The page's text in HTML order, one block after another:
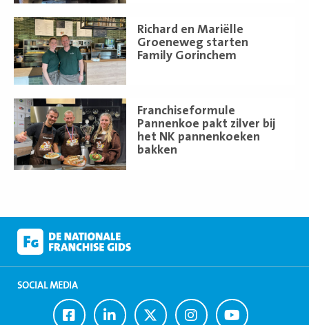
Richard en Mariëlle
Groeneweg starten
Family Gorinchem
Lees
meer
Franchiseformule
Pannenkoe pakt zilver bij
het NK pannenkoeken
bakken
Lees
meer
SOCIAL MEDIA
Ga
Ga
Ga
Ga
Ga